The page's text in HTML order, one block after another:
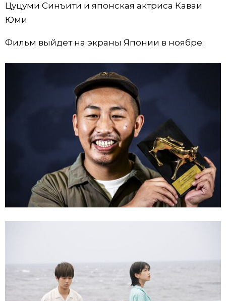
От редакции
Цуцуми Синъити и японская актриса Каваи
Юми.
Фильм выйдет на экраны Японии в ноябре.